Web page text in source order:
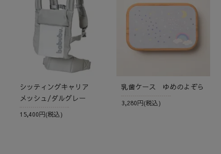
シッティングキャリア
メッシュ/ダルグレー
15,400円(税込)
乳歯ケース ゆめのよぞら
3,280円(税込)